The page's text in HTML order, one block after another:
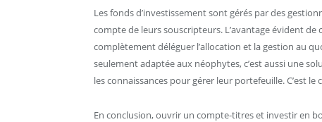
Les fonds d’investissement sont gérés par des
compte de leurs souscripteurs. L’avantage évident
complètement déléguer l’allocation et la gestion au
seulement adaptée aux néophytes, c’est aussi une
les connaissances pour gérer leur portefeuille. C’est
En conclusion, ouvrir un compte-titres et investir en